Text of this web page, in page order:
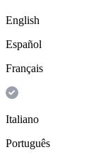
English
Español
Français
Italiano
Português